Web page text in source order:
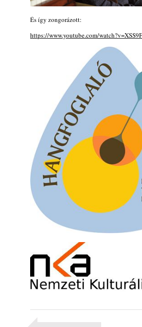
45 éve történt… Jazz-rock
ből - Shakatak „Drivin’ Hard”
Jazz a Márványteremben –
2026. augusztus 03.
Gondolataim - 2026 (XI.
2026. augusztus 02.
A 21. században meghalt
muzsikusok – 109. rész: (Dr.)
2026. augusztus 02.
Exkluzív interjú Bóna Lászlóval
2026. augusztus 01.
2026-os jazzfesztiválok,
tudok… 18. rész: Zempléni
(Sátoraljaújhely – 2026.
2026. augusztus 01.
Jazz-rock albumok 1986-ból -
„Still Warm”
2026. augusztus 01.
Ma 40 éves Gyarmati Gábor és
Florian Ross
2026. augusztus 01.
Vér, tornádó és jazz – megjelent
És így zongorázott:
https://www.youtube.com/